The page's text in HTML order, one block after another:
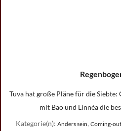
Tuva hat große Pläne für die Siebte:
mit Bao und Linnéa die
Kategorie(n): Anders sein, Coming-out